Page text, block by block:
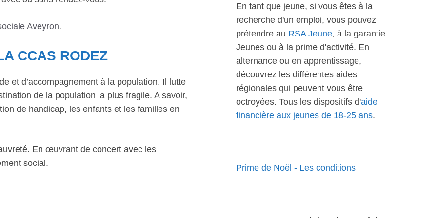
Aveyron.
CCAS RODEZ
et d’accompagnement à la population. Il lutte
de la population la plus fragile. A savoir,
de handicap, les enfants et les familles en
En œuvrant de concert avec les
social.
En tant que jeune, si vous êtes à la
recherche d'un emploi, vous pouvez
prétendre au RSA Jeune, à la garantie
Jeunes ou à la prime d'activité. En
alternance ou en apprentissage,
découvrez les différentes aides
régionales qui peuvent vous être
octroyées. Tous les dispositifs d'aide
financière aux jeunes de 18-25 ans.
Prime de Noël - Les conditions